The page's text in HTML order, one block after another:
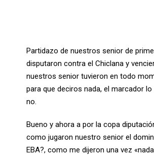
Partidazo de nuestros senior de
disputaron contra el Chiclana y
nuestros senior tuvieron en todo
para que deciros nada, el marcador
no.
Bueno y ahora a por la copa
como jugaron nuestro senior el
EBA?, como me dijeron una vez